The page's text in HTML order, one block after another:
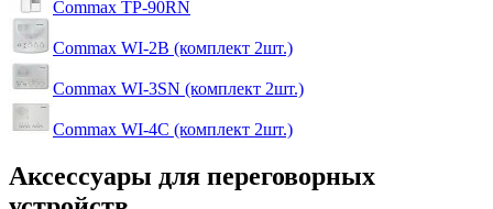
Commax TP-90RN
Commax WI-2B (комплект 2шт.)
Commax WI-3SN (комплект 2шт.)
Commax WI-4C (комплект 2шт.)
Аксессуары для переговорных